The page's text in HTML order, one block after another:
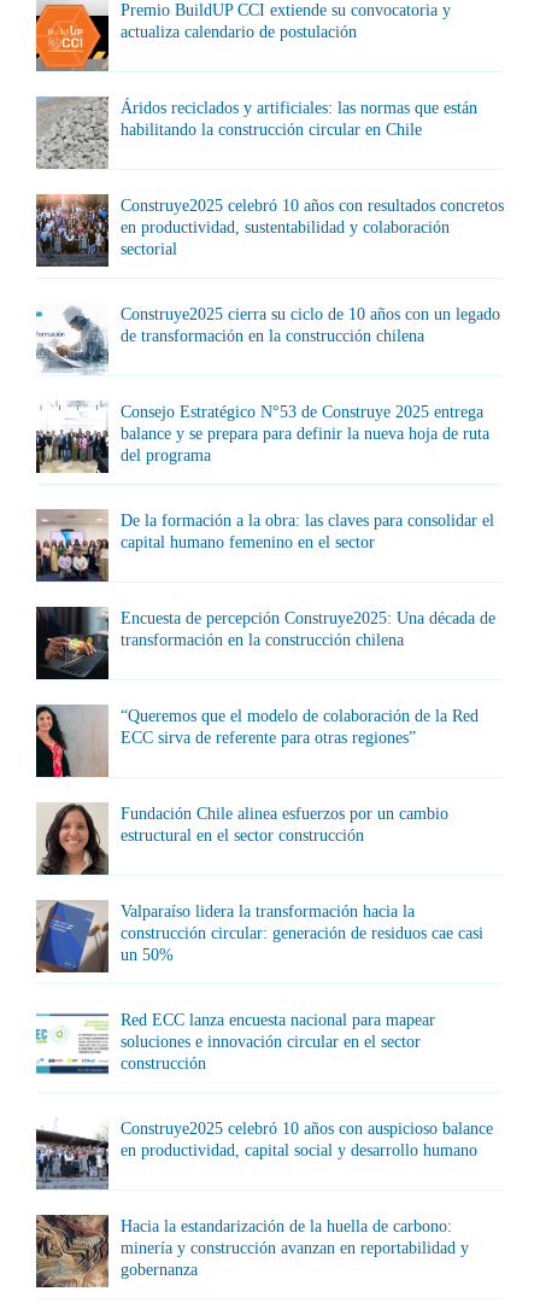
Premio BuildUP CCI extiende su convocatoria y
actualiza calendario de postulación
Áridos reciclados y artificiales: las normas que están
habilitando la construcción circular en Chile
Construye2025 celebró 10 años con resultados concretos
en productividad, sustentabilidad y colaboración
sectorial
Construye2025 cierra su ciclo de 10 años con un legado
de transformación en la construcción chilena
Consejo Estratégico N°53 de Construye 2025 entrega
balance y se prepara para definir la nueva hoja de ruta
del programa
De la formación a la obra: las claves para consolidar el
capital humano femenino en el sector
Encuesta de percepción Construye2025: Una década de
transformación en la construcción chilena
“Queremos que el modelo de colaboración de la Red
ECC sirva de referente para otras regiones”
Fundación Chile alinea esfuerzos por un cambio
estructural en el sector construcción
Valparaíso lidera la transformación hacia la
construcción circular: generación de residuos cae casi
un 50%
Red ECC lanza encuesta nacional para mapear
soluciones e innovación circular en el sector
construcción
Construye2025 celebró 10 años con auspicioso balance
en productividad, capital social y desarrollo humano
Hacia la estandarización de la huella de carbono:
minería y construcción avanzan en reportabilidad y
gobernanza